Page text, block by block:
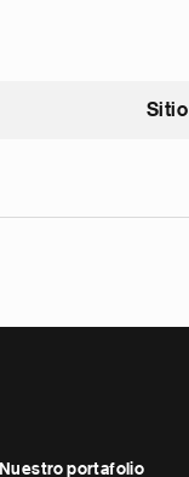
Sitio
Nuestro portafolio